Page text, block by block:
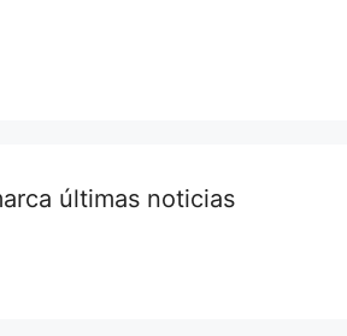
últimas noticias